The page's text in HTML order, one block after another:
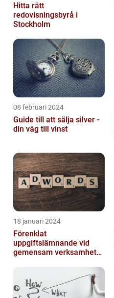
Hitta rätt
redovisningsbyrå i
Stockholm
08 februari 2024
Guide till att sälja silver -
din väg till vinst
18 januari 2024
Förenklat
uppgiftslämnande vid
gemensam verksamhet